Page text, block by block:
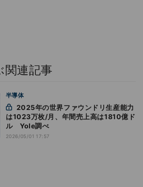
関連記事
半導体
は1023万枚/月、年間売上高は1810億ド
ル Yole調べ
2026/05/01 17:57